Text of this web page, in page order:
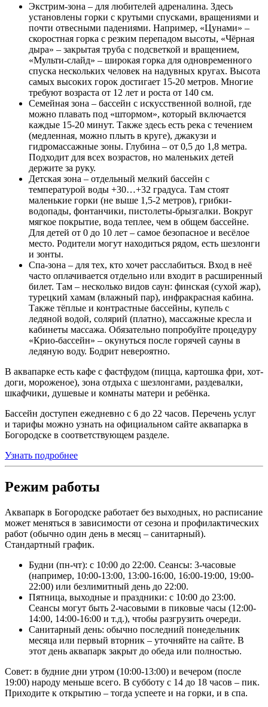
Экстрим-зона – для любителей адреналина. Здесь
установлены горки с крутыми спусками, вращениями и
почти отвесными падениями. Например, «Цунами» –
скоростная горка с резким перепадом высоты, «Чёрная
дыра» – закрытая труба с подсветкой и вращением,
«Мульти-слайд» – широкая горка для одновременного
спуска нескольких человек на надувных кругах. Высота
самых высоких горок достигает 15-20 метров. Многие
требуют возраста от 12 лет и роста от 140 см.
Семейная зона – бассейн с искусственной волной, где
можно плавать под «штормом», который включается
каждые 15-20 минут. Также здесь есть река с течением
(медленная, можно плыть в круге), джакузи и
гидромассажные зоны. Глубина – от 0,5 до 1,8 метра.
Подходит для всех возрастов, но маленьких детей
держите за руку.
Детская зона – отдельный мелкий бассейн с
температурой воды +30…+32 градуса. Там стоят
маленькие горки (не выше 1,5-2 метров), грибки-
водопады, фонтанчики, пистолеты-брызгалки. Вокруг
мягкое покрытие, вода теплее, чем в общем бассейне.
Для детей от 0 до 10 лет – самое безопасное и весёлое
место. Родители могут находиться рядом, есть шезлонги
и зонты.
Спа-зона – для тех, кто хочет расслабиться. Вход в неё
часто оплачивается отдельно или входит в расширенный
билет. Там – несколько видов саун: финская (сухой жар),
турецкий хамам (влажный пар), инфракрасная кабина.
Также тёплые и контрастные бассейны, купель с
ледяной водой, солярий (платно), массажные кресла и
кабинеты массажа. Обязательно попробуйте процедуру
«Крио-бассейн» – окунуться после горячей сауны в
ледяную воду. Бодрит невероятно.
В аквапарке есть кафе с фастфудом (пицца, картошка фри, хот-
доги, мороженое), зона отдыха с шезлонгами, раздевалки,
шкафчики, душевые и комнаты матери и ребёнка.
Бассейн доступен ежедневно с 6 до 22 часов. Перечень услуг
и тарифы можно узнать на официальном сайте аквапарка в
Богородске в соответствующем разделе.
Узнать подробнее
Режим работы
Аквапарк в Богородске работает без выходных, но расписание
может меняться в зависимости от сезона и профилактических
работ (обычно один день в месяц – санитарный).
Стандартный график.
Будни (пн-чт): с 10:00 до 22:00. Сеансы: 3-часовые
(например, 10:00-13:00, 13:00-16:00, 16:00-19:00, 19:00-
22:00) или безлимитный день до 22:00.
Пятница, выходные и праздники: с 10:00 до 23:00.
Сеансы могут быть 2-часовыми в пиковые часы (12:00-
14:00, 14:00-16:00 и т.д.), чтобы разгрузить очереди.
Санитарный день: обычно последний понедельник
месяца или первый вторник – уточняйте на сайте. В
этот день аквапарк закрыт до обеда или полностью.
Совет: в будние дни утром (10:00-13:00) и вечером (после
19:00) народу меньше всего. В субботу с 14 до 18 часов – пик.
Приходите к открытию – тогда успеете и на горки, и в спа.